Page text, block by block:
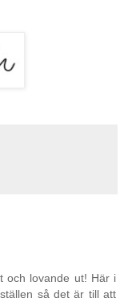
och lovande ut! Här i
så det är till att